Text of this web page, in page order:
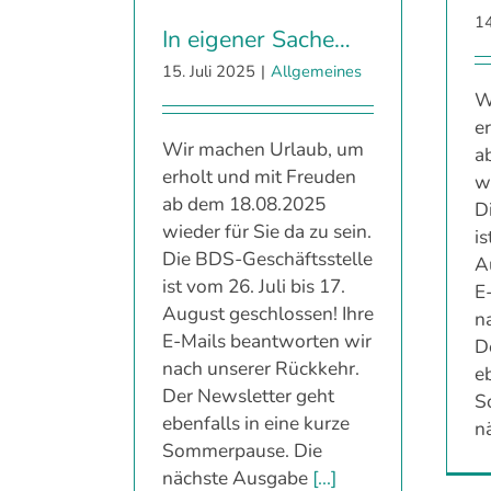
In eigener Sache…
15. Juli 2025 | Allgemeines
Wir machen Urlaub, um
erholt und mit Freuden
ab dem 18.08.2025
wieder für Sie da zu sein.
Die BDS-Geschäftsstelle
ist vom 26. Juli bis 17.
August geschlossen! Ihre
E-Mails beantworten wir
nach unserer Rückkehr.
Der Newsletter geht
ebenfalls in eine kurze
Sommerpause. Die
nächste Ausgabe [...]